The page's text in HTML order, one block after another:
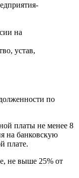
на
устав,
по
платы не менее 8
на банковскую
плате.
не выше 25% от